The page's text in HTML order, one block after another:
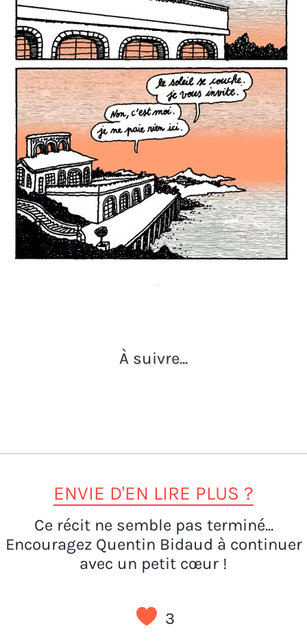
À suivre...
ENVIE D'EN LIRE PLUS ?
Ce récit ne semble pas terminé...
Encouragez Quentin Bidaud à continuer
avec un petit cœur !
3